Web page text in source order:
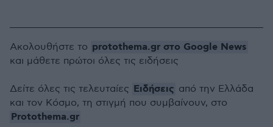
Ακολουθήστε το protothema.gr στο Google News
και μάθετε πρώτοι όλες τις ειδήσεις
Δείτε όλες τις τελευταίες Ειδήσεις από την Ελλάδα
και τον Κόσμο, τη στιγμή που συμβαίνουν, στο
Protothema.gr